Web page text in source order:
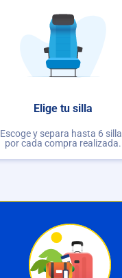
Elige tu silla
Escoge y separa hasta 6
por cada compra realizada.